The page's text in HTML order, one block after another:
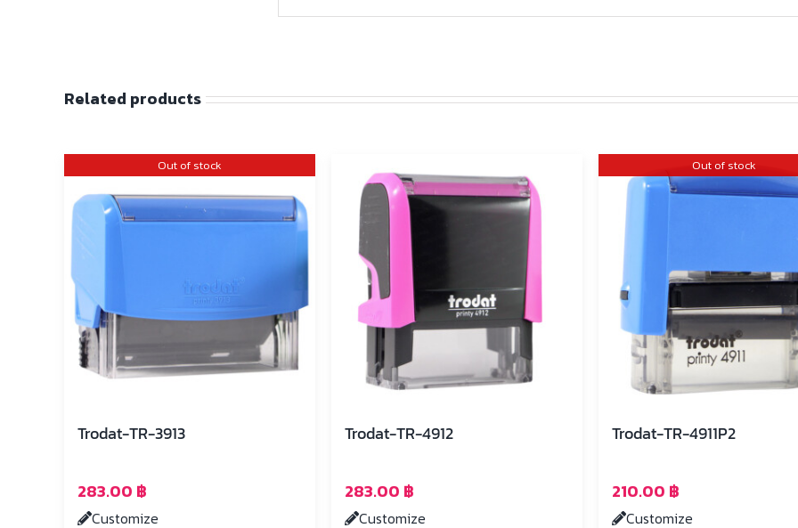
Related products
Out of stock
Trodat-TR-3913
283.00 ฿
Customize
Trodat-TR-4912
283.00 ฿
Customize
Out of stock
Trodat-TR-4911P2
210.00 ฿
Customize